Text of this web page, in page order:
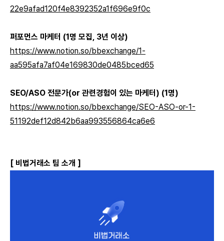
22e9afad120f4e8392352a1f696e9f0c
퍼포먼스 마케터 (1명 모집, 3년 이상)
https://www.notion.so/bbexchange/1-
aa595afa7af04e169830de0485bced65
SEO/ASO 전문가(or 관련경험이 있는 마케터) (1명)
https://www.notion.so/bbexchange/SEO-ASO-or-1-
51192def12d842b6aa993556864ca6e6
[ 비법거래소 팀 소개 ]